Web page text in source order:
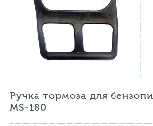
Ручка тормоза для
MS-180